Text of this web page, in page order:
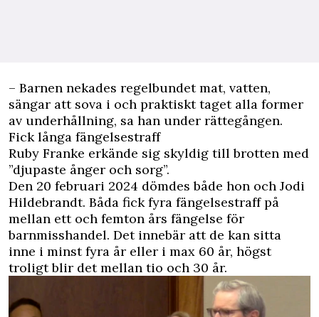
– Barnen nekades regelbundet mat, vatten,
sängar att sova i och praktiskt taget alla former
av underhållning, sa han under rättegången.
Fick långa fängelsestraff
Ruby Franke erkände sig skyldig till brotten med
”djupaste ånger och sorg”.
Den 20 februari 2024 dömdes både hon och Jodi
Hildebrandt. Båda fick fyra fängelsestraff på
mellan ett och femton års fängelse för
barnmisshandel. Det innebär att de kan ­sitta
inne i minst fyra år eller i max 60 år, högst
troligt blir det mellan tio och 30 år.